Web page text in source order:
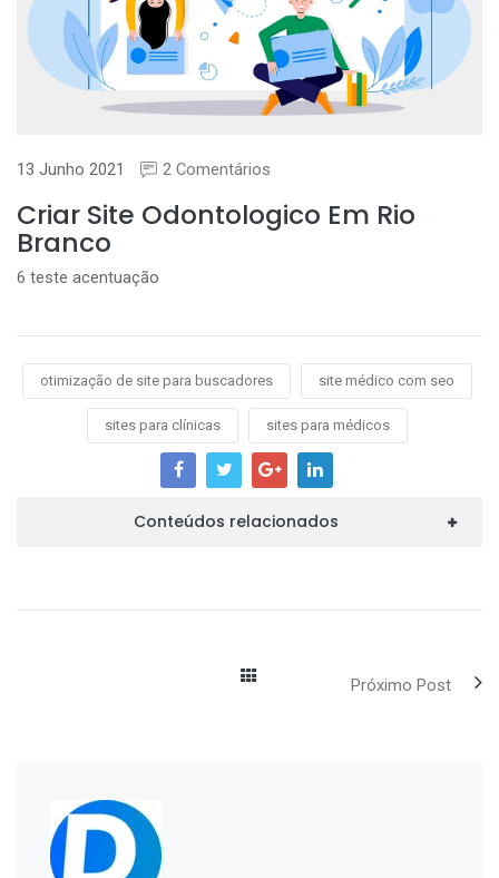
13 Junho 2021 2 Comentários
Criar Site Odontologico Em Rio
Branco
6 teste acentuação
otimização de site para buscadores site médico com seo
sites para clínicas sites para médicos
Conteúdos relacionados
Próximo Post